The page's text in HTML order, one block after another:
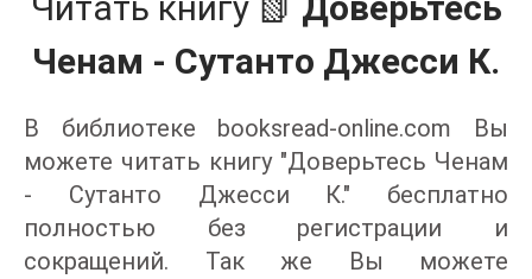
Ченам - Сутанто Джесси К.
В библиотеке booksread-online.com Вы
можете читать книгу "Доверьтесь Ченам
- Сутанто Джесси К." бесплатно
полностью без регистрации и
сокращений. Так же Вы можете